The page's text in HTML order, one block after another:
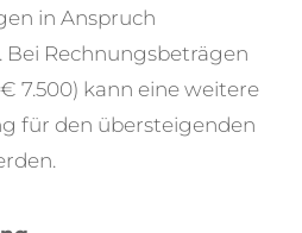
in Anspruch
Rechnungsbeträgen
7.500) kann eine weitere
für den übersteigenden